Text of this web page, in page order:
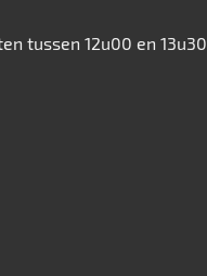
tussen 12u00 en 13u30